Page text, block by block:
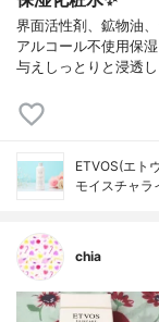
界面活性剤、鉱物油
アルコール不使用保
与えしっとりと浸透
ETVOS(エト
モイスチャラ
chia